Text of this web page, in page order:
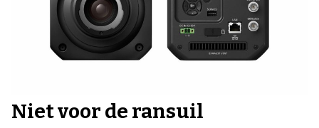
Niet voor de ransuil